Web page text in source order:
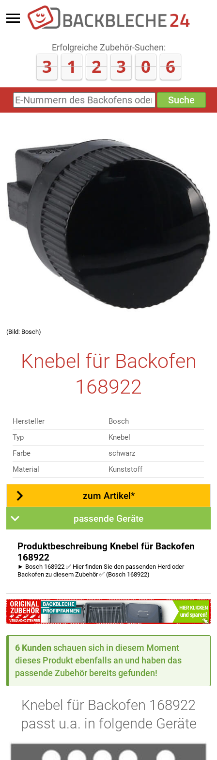
Erfolgreiche Zubehör-Suchen:
3 1 2 3 1 1
E-
Nummern
(keine
Sonderzeichen)
Suche
(Bild: Bosch)
Knebel für Backofen
168922
Hersteller
Bosch
Typ
Knebel
Farbe
schwarz
Material
Kunststoff
zum Artikel*
passende Geräte
Produktbeschreibung Knebel für Backofen
168922
► Bosch 168922 ✅ Hier finden Sie den passenden Herd oder
Backofen zu diesem Zubehör ✅ (Bosch 168922)
6 Kunden schauen sich in diesem Moment
dieses Produkt ebenfalls an und haben das
passende Zubehör bereits gefunden!
Knebel für Backofen 168922
passt u.a. in folgende Geräte